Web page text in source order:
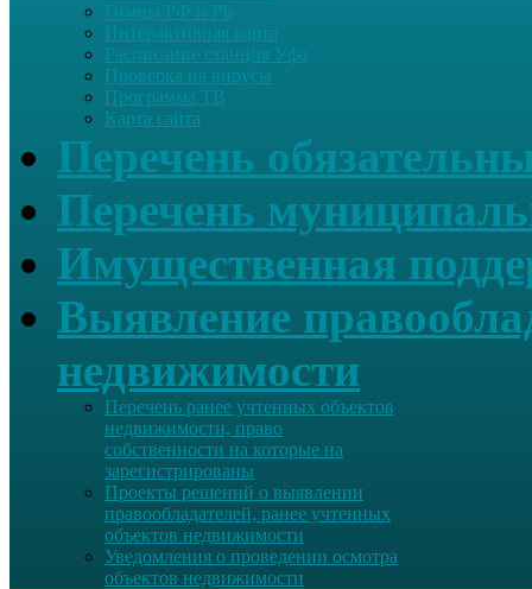
Гимны РФ и РБ
Интерактивная карта
Расписание станция Уфа
Проверка на вирусы
Программа ТВ
Карта сайта
Перечень
Перечень
Имущественная
Выявление
недвижимости
Перечень ранее учтенных объектов
недвижимости, право
собственности на которые на
зарегистрированы
Проекты решений о выявлении
правообладателей, ранее учтенных
объектов недвижимости
Уведомления о проведении осмотра
объектов недвижимости